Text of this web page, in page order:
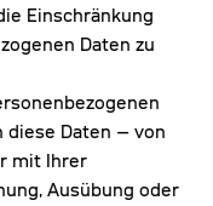
Einschränkung
Daten zu
diese Daten – von
mit Ihrer
Ausübung oder